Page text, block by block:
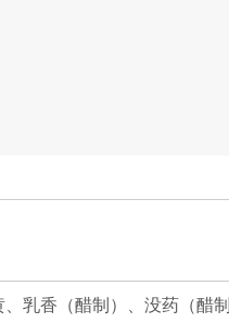
乳香（醋制）、没药（醋